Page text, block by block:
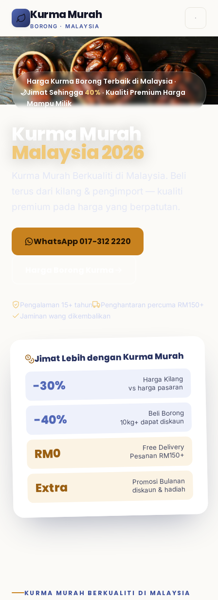
Kurma Murah
BORONG · MALAYSIA
🌙
Harga Kurma Borong Terbaik di Malaysia ·
Jimat Sehingga40%· Kualiti Premium Harga
Mampu Milik
Kurma Murah
Malaysia 2026
Kurma Murah Berkualiti di Malaysia. Beli
terus dari kilang & pengimport — kualiti
premium pada harga yang berpatutan.
WhatsApp 017-312 2220
Pengalaman 15+ tahun
Penghantaran percuma RM150+
Jaminan wang dikembalikan
Jimat Lebih dengan Kurma Murah
-30% Harga Kilang
vs harga pasaran
-40% Beli Borong
10kg+ dapat diskaun
RM0 Free Delivery
Pesanan RM150+
Extra Promosi Bulanan
diskaun & hadiah
KURMA MURAH BERKUALITI DI MALAYSIA